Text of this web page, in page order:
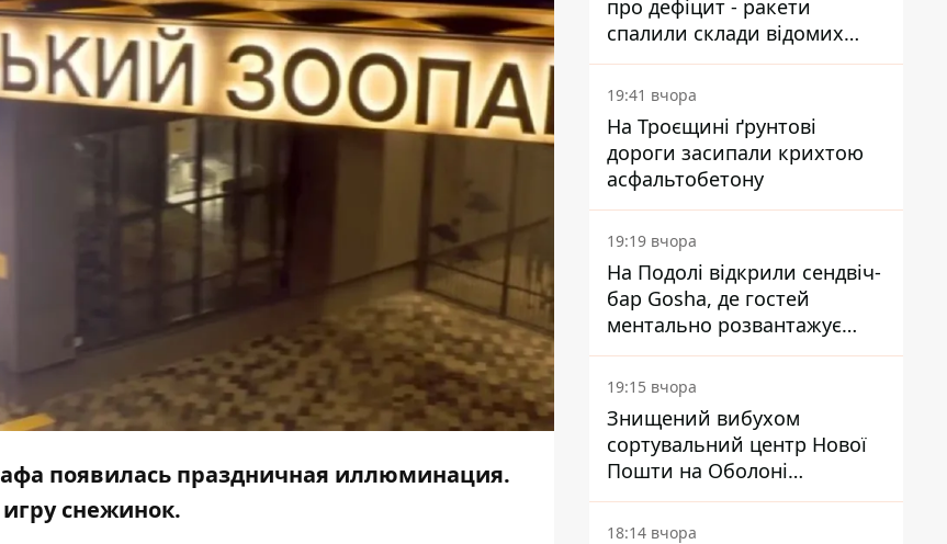
появилась праздничная иллюминация.
снежинок.
про дефіцит - ракети
спалили склади відомих
брендів
19:41 вчора
На Троєщині ґрунтові
дороги засипали крихтою
асфальтобетону
19:19 вчора
На Подолі відкрили сендвіч-
бар Gosha, де гостей
ментально розвантажує
акула
19:15 вчора
Знищений вибухом
сортувальний центр Нової
Пошти на Оболоні
запрацював - видають
посилки
18:14 вчора